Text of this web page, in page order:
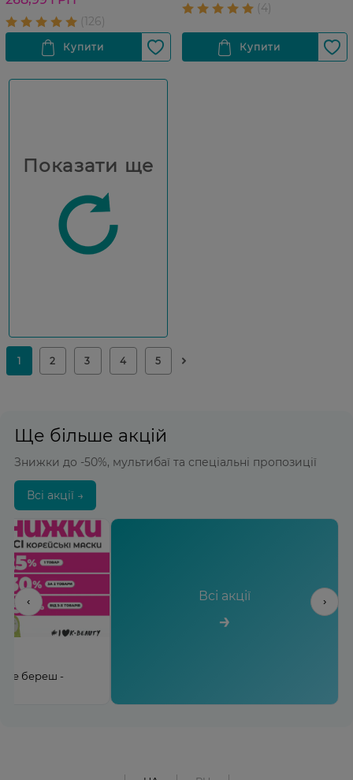
Показати ще
Ще більше акцій
Знижки до -50%, мультибаї та спеціальні пропозиції
Всі акції →
‹
береш -
Всі акції
→
›